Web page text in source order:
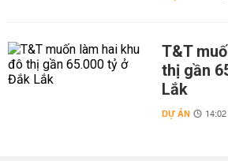
T&T
thị gần
Lắk
DỰ ÁN